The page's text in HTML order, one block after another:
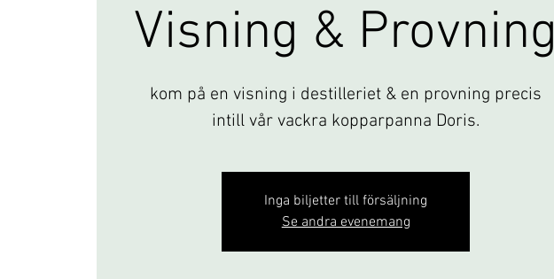
Visning & Provning
kom på en visning i destilleriet & en provning precis
intill vår vackra kopparpanna Doris.
Inga biljetter till försäljning
Se andra evenemang